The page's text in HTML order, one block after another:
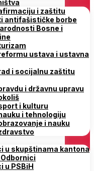
i zaštitu
antifašističke borbe
Bosne i
ustava i ustavna
i socijalnu zaštitu
i državnu upravu
i kulturu
i tehnologiju
i nauku
u skupštinama kantona
u PSBiH